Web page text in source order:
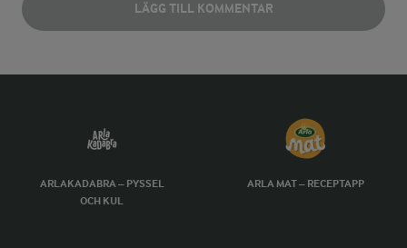
LÄGG TILL KOMMENTAR
ARLAKADABRA – PYSSEL
OCH KUL
ARLA MAT – RECEPTAPP